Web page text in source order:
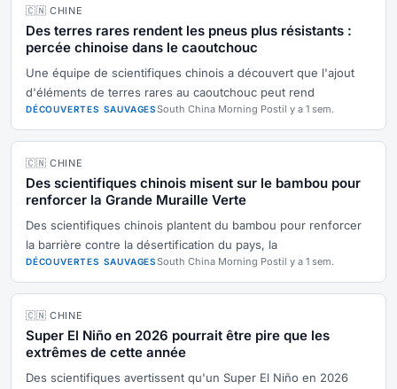
🇨🇳 CHINE
Des terres rares rendent les pneus plus résistants :
percée chinoise dans le caoutchouc
Une équipe de scientifiques chinois a découvert que l'ajout
d'éléments de terres rares au caoutchouc peut rend
DÉCOUVERTES SAUVAGESSouth China Morning Postil y a 1 sem.
🇨🇳 CHINE
Des scientifiques chinois misent sur le bambou pour
renforcer la Grande Muraille Verte
Des scientifiques chinois plantent du bambou pour renforcer
la barrière contre la désertification du pays, la
DÉCOUVERTES SAUVAGESSouth China Morning Postil y a 1 sem.
🇨🇳 CHINE
Super El Niño en 2026 pourrait être pire que les
extrêmes de cette année
Des scientifiques avertissent qu'un Super El Niño en 2026